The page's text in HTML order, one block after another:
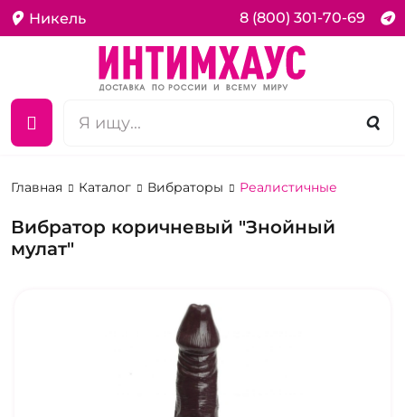
Никель 8 (800) 301-70-69
Главная Каталог Вибраторы Реалистичные
Вибратор коричневый "Знойный
мулат"